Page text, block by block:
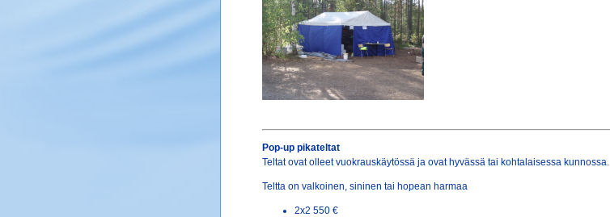
Pop-up pikateltat
Teltat ovat olleet vuokrauskäytössä ja ovat hyvässä tai kohtalaisessa kunnossa.
Teltta on valkoinen, sininen tai hopean harmaa
2x2 550 €